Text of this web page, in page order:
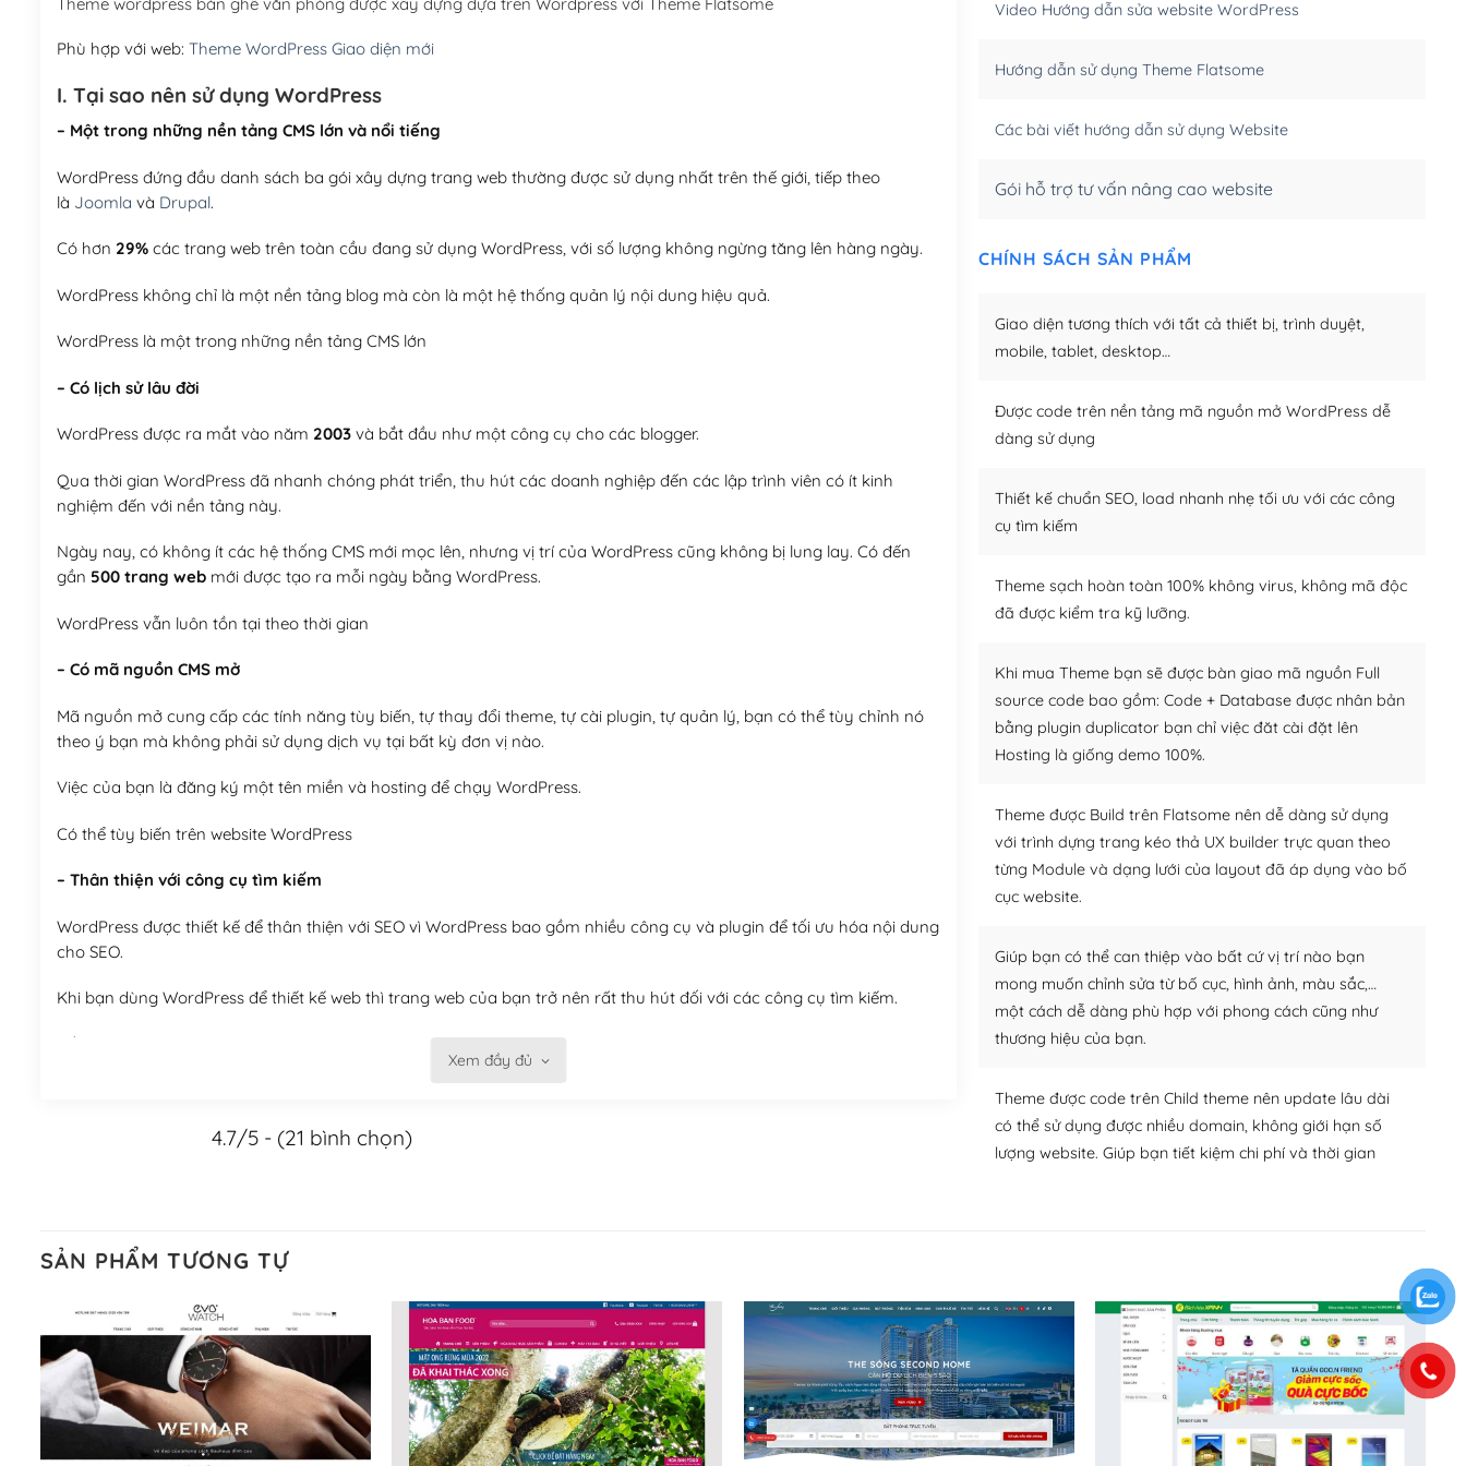
(+950,000₫)
Theme wordpress bán ghế văn phòng được xây dựng dựa trên Wordpress với Theme Flatsome
Phù hợp với web: Theme WordPress Giao diện mới
I. Tại sao nên sử dụng WordPress
– Một trong những nền tảng CMS lớn và nổi tiếng
WordPress đứng đầu danh sách ba gói xây dựng trang web thường được sử dụng nhất trên thế giới, tiếp theo
là Joomla và Drupal.
Có hơn 29%các trang web trên toàn cầu đang sử dụng WordPress, với số lượng không ngừng tăng lên hàng ngày.
WordPress không chỉ là một nền tảng blog mà còn là một hệ thống quản lý nội dung hiệu quả.
WordPress là một trong những nền tảng CMS lớn
– Có lịch sử lâu đời
WordPress được ra mắt vào năm 2003và bắt đầu như một công cụ cho các blogger.
Qua thời gian WordPress đã nhanh chóng phát triển, thu hút các doanh nghiệp đến các lập trình viên có ít kinh
nghiệm đến với nền tảng này.
Ngày nay, có không ít các hệ thống CMS mới mọc lên, nhưng vị trí của WordPress cũng không bị lung lay. Có đến
gần 500 trang webmới được tạo ra mỗi ngày bằng WordPress.
WordPress vẫn luôn tồn tại theo thời gian
– Có mã nguồn CMS mở
Mã nguồn mở cung cấp các tính năng tùy biến, tự thay đổi theme, tự cài plugin, tự quản lý, bạn có thể tùy chỉnh nó
theo ý bạn mà không phải sử dụng dịch vụ tại bất kỳ đơn vị nào.
Việc của bạn là đăng ký một tên miền và hosting để chạy WordPress.
Có thể tùy biến trên website WordPress
– Thân thiện với công cụ tìm kiếm
WordPress được thiết kế để thân thiện với SEO vì WordPress bao gồm nhiều công cụ và plugin để tối ưu hóa nội dung
cho SEO.
Khi bạn dùng WordPress để thiết kế web thì trang web của bạn trở nên rất thu hút đối với các công cụ tìm kiếm.
Tối ưu hóa công cụ tìm kiếm
Khi bạn sử dụng WordPress, thì vấn đề giao diện của bạn trở nên dễ dàng và nhanh chóng. Với kho Theme
– Sở hữu một cộng đồng lớn, sẵn sàng hỗ trợ
WordPress là nơi lưu trữ cho một diễn đàn cộng đồng khổng lồ được kiểm duyệt bởi các nhân viên và những người
cuồng tín WordPress.
Nếu bạn gặp khó khăn, bạn có thể lên mạng và tìm kiếm những cộng đồng WordPress, họ sẽ giúp bạn trả lời, giải
Xem đầy đủ
4.7/5 - (21 bình chọn)
Video Hướng dẫn sửa website WordPress
Hướng dẫn sử dụng Theme Flatsome
Các bài viết hướng dẫn sử dụng Website
Gói hỗ trợ tư vấn nâng cao website
CHÍNH SÁCH SẢN PHẨM
Giao diện tương thích với tất cả thiết bị, trình duyệt,
mobile, tablet, desktop…
Được code trên nền tảng mã nguồn mở WordPress dễ
dàng sử dụng
Thiết kế chuẩn SEO, load nhanh nhẹ tối ưu với các công
cụ tìm kiếm
Theme sạch hoàn toàn 100% không virus, không mã độc
đã được kiểm tra kỹ lưỡng.
Khi mua Theme bạn sẽ được bàn giao mã nguồn Full
source code bao gồm: Code + Database được nhân bản
bằng plugin duplicator bạn chỉ việc đăt cài đặt lên
Hosting là giống demo 100%.
Theme được Build trên Flatsome nên dễ dàng sử dụng
với trình dựng trang kéo thả UX builder trực quan theo
từng Module và dạng lưới của layout đã áp dụng vào bố
cục website.
Giúp bạn có thể can thiệp vào bất cứ vị trí nào bạn
mong muốn chỉnh sửa từ bố cục, hình ảnh, màu sắc,…
một cách dễ dàng phù hợp với phong cách cũng như
thương hiệu của bạn.
Theme được code trên Child theme nên update lâu dài
có thể sử dụng được nhiều domain, không giới hạn số
lượng website. Giúp bạn tiết kiệm chi phí và thời gian
SẢN PHẨM TƯƠNG TỰ